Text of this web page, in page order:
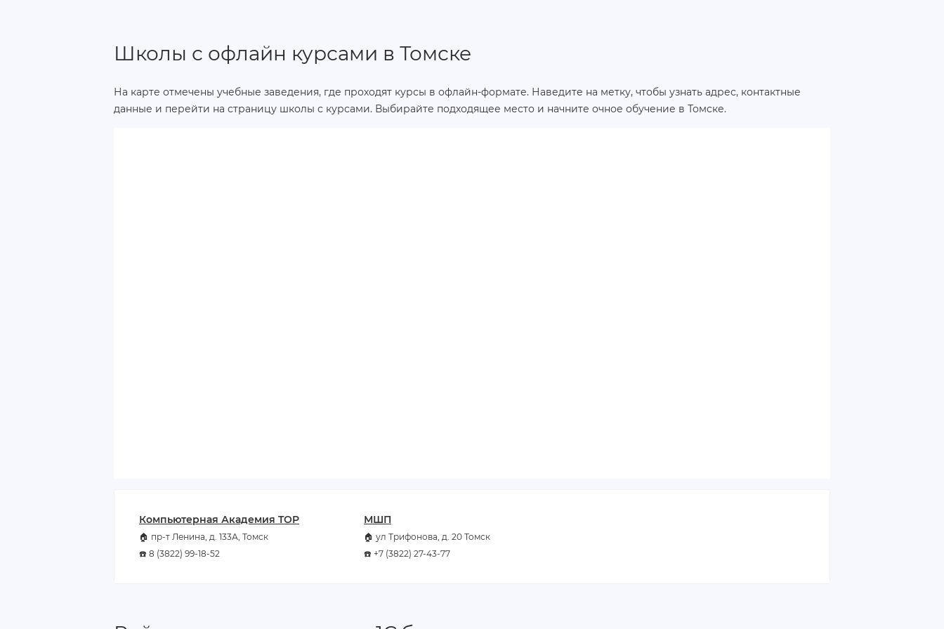
Школы с офлайн курсами в Томске
На карте отмечены учебные заведения, где проходят курсы в офлайн-формате. Наведите на метку, чтобы узнать адрес, контактные
данные и перейти на страницу школы с курсами. Выбирайте подходящее место и начните очное обучение в Томске.
Компьютерная Академия TOP
🏠 пр-т Ленина, д. 133А, Томск
☎️ 8 (3822) 99-18-52
МШП
🏠 ул Трифонова, д. 20 Томск
☎️ +7 (3822) 27-43-77